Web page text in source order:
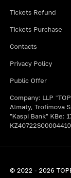
Tickets Refund
Tickets Purchase
Contacts
Privacy Policy
Public Offer
Company: LLP
Almaty, Trofimova
"Kaspi Bank" KBe:
© 2022 - 2026